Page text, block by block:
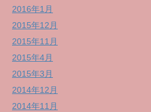
2016年1月
2015年12月
2015年11月
2015年4月
2015年3月
2014年12月
2014年11月